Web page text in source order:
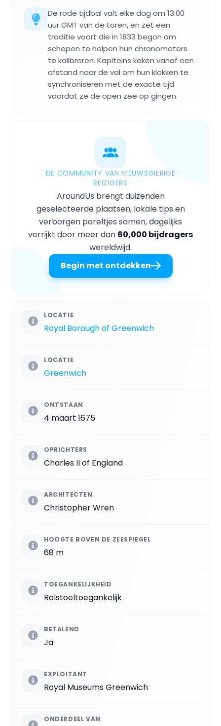
De rode tijdbal valt elke dag om 13:00
uur GMT van de toren, en zet een
traditie voort die in 1833 begon om
schepen te helpen hun chronometers
te kalibreren. Kapiteins keken vanaf een
afstand naar de val om hun klokken te
synchroniseren met de exacte tijd
voordat ze de open zee op gingen.
DE COMMUNITY VAN NIEUWSGIERIGE
REIZIGERS
AroundUs brengt duizenden
geselecteerde plaatsen, lokale tips en
verborgen pareltjes samen, dagelijks
verrijkt door meer dan 60,000 bijdragers
wereldwijd.
Begin met ontdekken
LOCATIE
Royal Borough of Greenwich
LOCATIE
Greenwich
ONTSTAAN
4 maart 1675
OPRICHTERS
Charles II of England
ARCHITECTEN
Christopher Wren
HOOGTE BOVEN DE ZEESPIEGEL
68 m
TOEGANKELIJKHEID
Rolstoeltoegankelijk
BETALEND
Ja
EXPLOITANT
Royal Museums Greenwich
ONDERDEEL VAN